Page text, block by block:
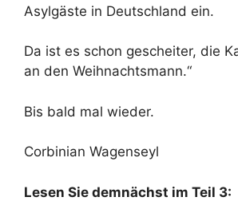
Asylgäste in Deutschland ein.
Da ist es schon gescheiter, die
an den Weihnachtsmann.“
Bis bald mal wieder.
Corbinian Wagenseyl
Lesen Sie demnächst im Teil 3: